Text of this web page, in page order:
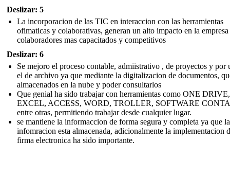
Deslizar: 5
La incorporacion de las TIC en interaccion con las herramientas
ofimaticas y colaborativas, generan un alto impacto en la
colaboradores mas capacitados y competitivos
Deslizar: 6
Se mejoro el proceso contable, admiistrativo , de proyectos y por
el de archivo ya que mediante la digitalizacion de documentos,
almacenados en la nube y poder consultarlos
Que genial ha sido trabajar con herramientas como ONE DRIVE,
EXCEL, ACCESS, WORD, TROLLER, SOFTWARE
entre otras, permitiendo trabajar desde cualquier lugar.
se mantiene la informaccion de forma segura y completa ya que la
infomracion esta almacenada, adicionalmente la implementacion
firma electronica ha sido importante.